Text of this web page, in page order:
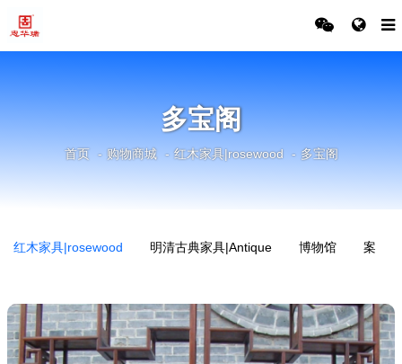
多宝阁
首页 购物商城 红木家具|rosewood 多宝阁
红木家具|rosewood 明清古典家具|Antique 博物馆 案